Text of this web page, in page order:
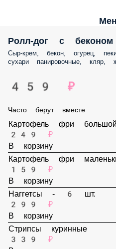
Ролл-дог с беконом
Сыр-крем, бекон, огурец,
панировочные, кляр, жареный лук
459 ₽
Часто берут вместе
Картофель фри большой
249 ₽
В корзину
Картофель фри маленький
159 ₽
В корзину
Наггетсы - 6 шт.
299 ₽
В корзину